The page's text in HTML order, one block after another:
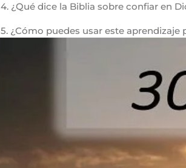
4. ¿Qué dice la Biblia sobre confiar en
5. ¿Cómo puedes usar este